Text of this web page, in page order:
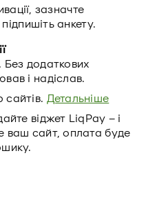
зазначте
анкету.
Без додаткових
і надіслав.
сайтів. Детальніше
віджет LiqPay – і
ваш сайт, оплата буде